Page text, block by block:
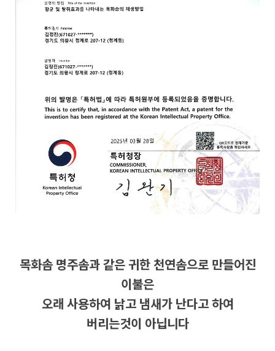
목화솜 명주솜과 같은 귀한 천연솜으로 만들어진
이불은
오래 사용하여 낡고 냄새가 난다고 하여
버리는것이 아닙니다